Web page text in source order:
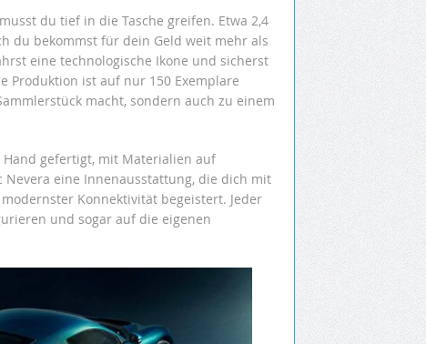
du tief in die Tasche greifen. Etwa 2,4
du bekommst für dein Geld weit mehr als
eine technologische Ikone und sicherst
Produktion ist auf nur 150 Exemplare
macht, sondern auch zu einem
Hand gefertigt, mit Materialien auf
eine Innenausstattung, die dich mit
Konnektivität begeistert. Jeder
und sogar auf die eigenen